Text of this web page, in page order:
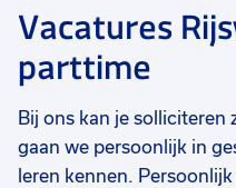
toe
aan
Verzorgende IG thuiszorg
Vacatures
parttime
Bij ons kan je solliciteren
gaan we persoonlijk in
leren kennen.